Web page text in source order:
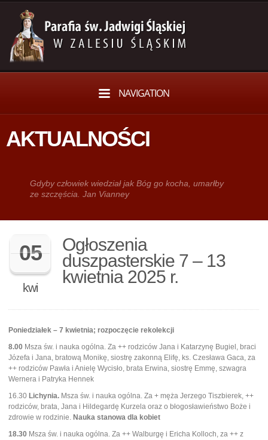
NAVIGATION
AKTUALNOŚCI
Gdy­by człowiek wie­dział jak Bóg go kocha, umarłby
ze szczęścia. Jan Vianney
05
kwi
Ogłoszenia
duszpasterskie 7 – 13
kwietnia 2025 r.
Poniedziałek – 7 kwietnia; rozpoczęcie rekolekcji
8.00 Msza św. i nauka ogólna. Za ++ rodziców Jana i Katarzynę Bugiel, braci
Józefa i Jana, bratową Monikę, siostrę zakonną Elifę, ks. Czesława Gaca, za
++ rodziców Pawła i Anielę Wycisło, brata Erwina, siostrę Emmę, szwagra
Wernera i Patryka Hennek
16.30 Lichynia. Msza św. i nauka ogólna. Za + męża Jerzego Tiszbierek, ++
rodziców, brata, Jana i Hildegardę Kurzela oraz o błogosławieństwo Boże i
zdrowie w rodzinie. Nauka stanowa dla kobiet
18.30 Msza św. i nauka ogólna. Za ++ Walburgę i Ericha Kolloch, za ++ z